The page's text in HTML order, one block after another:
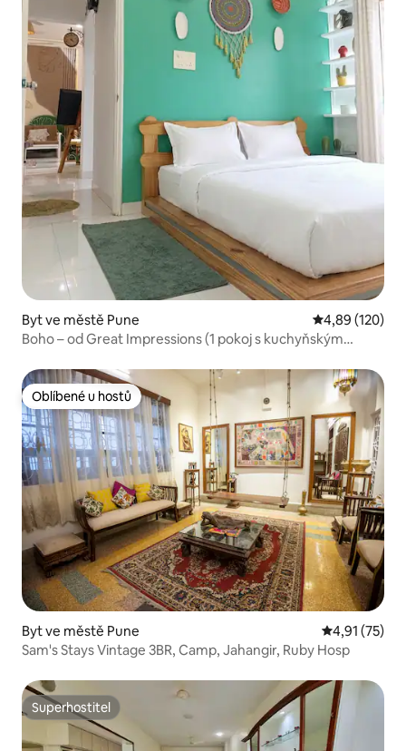
Byt ve městě Pune Průměrné
4,89 (120)
Boho – od Great Impressions (1 pokoj s kuchyňským
Oblíbené u hostů
Oblíbené u hostů
Byt ve městě Pune Průměrné
4,91 (75)
Sam's Stays Vintage 3BR, Camp, Jahangir, Ruby Hosp
Superhostitel
Superhostitel